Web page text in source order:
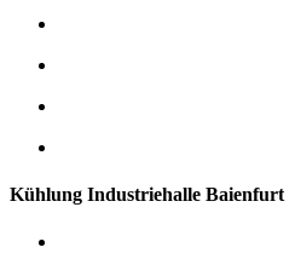
Kühlung Industriehalle Baienfurt